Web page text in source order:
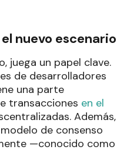
nuevo escenario
juega un papel clave.
de desarrolladores
una parte
transacciones en el
Además,
de consenso
—conocido como